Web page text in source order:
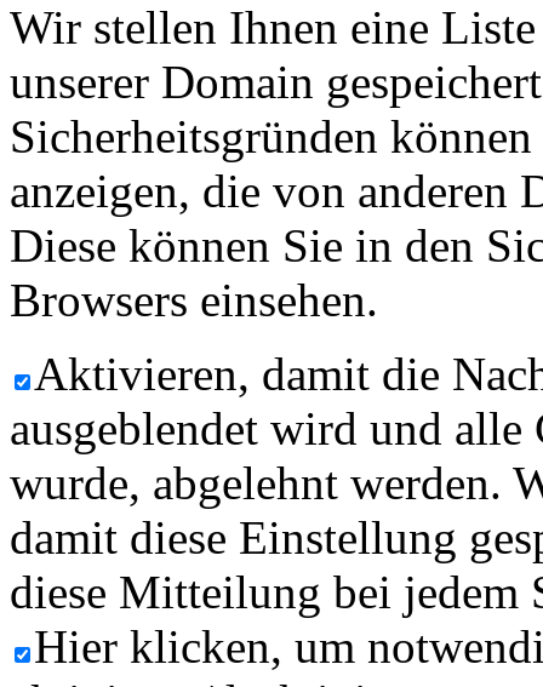
Wir stellen Ihnen eine
unserer Domain
Sicherheitsgründen
anzeigen, die von anderen
Diese können Sie in den
Browsers einsehen.
Aktivieren, damit die
ausgeblendet wird und
wurde, abgelehnt werden.
damit diese Einstellung
diese Mitteilung bei jedem
Hier klicken, um